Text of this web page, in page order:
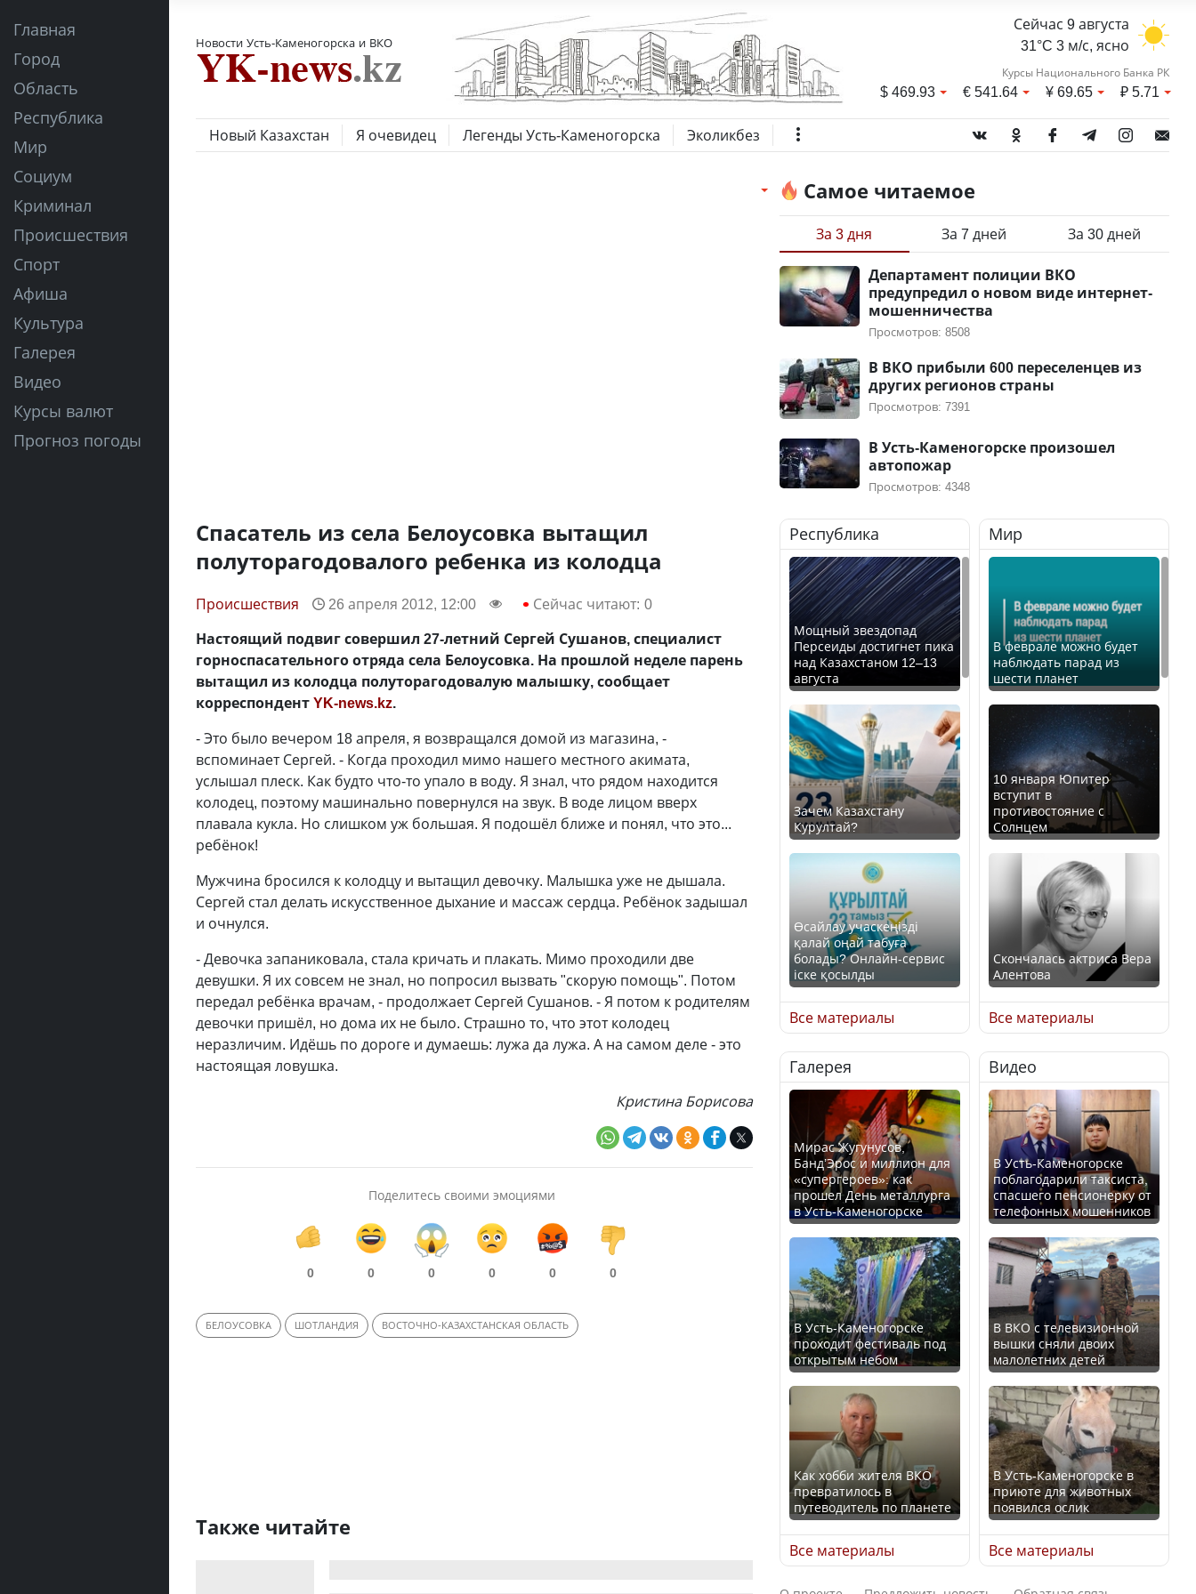
Главная
Город
Область
Республика
Мир
Социум
Криминал
Происшествия
Спорт
Афиша
Культура
Галерея
Видео
Курсы валют
Прогноз погоды
Новости Усть-Каменогорска и ВКО
Сейчас 9 августа
31°C 3 м/с, ясно
Курсы Национального Банка РК
$469.93 €541.64 ¥69.65 ₽5.71
Новый Казахстан Я очевидец Легенды Усть-Каменогорска Эколикбез
Спасатель из села Белоусовка вытащил
полуторагодовалого ребенка из колодца
Происшествия 26 апреля 2012, 12:00 Сейчас читают: 0
Настоящий подвиг совершил 27-летний Сергей Сушанов, специалист
горноспасательного отряда села Белоусовка. На прошлой неделе парень
вытащил из колодца полуторагодовалую малышку, сообщает
корреспондентYK-news.kz.
- Это было вечером 18 апреля, я возвращался домой из магазина, -
вспоминает Сергей. - Когда проходил мимо нашего местного акимата,
услышал плеск. Как будто что-то упало в воду. Я знал, что рядом находится
колодец, поэтому машинально повернулся на звук. В воде лицом вверх
плавала кукла. Но слишком уж большая. Я подошёл ближе и понял, что это...
ребёнок!
Мужчина бросился к колодцу и вытащил девочку. Малышка уже не дышала.
Сергей стал делать искусственное дыхание и массаж сердца. Ребёнок задышал
и очнулся.
- Девочка запаниковала, стала кричать и плакать. Мимо проходили две
девушки. Я их совсем не знал, но попросил вызвать "скорую помощь". Потом
передал ребёнка врачам, - продолжает Сергей Сушанов. - Я потом к родителям
девочки пришёл, но дома их не было. Страшно то, что этот колодец
неразличим. Идёшь по дороге и думаешь: лужа да лужа. А на самом деле - это
настоящая ловушка.
Кристина Борисова
Поделитесь своими эмоциями
0 0 0 0 0 0
БЕЛОУСОВКА ШОТЛАНДИЯ ВОСТОЧНО-КАЗАХСТАНСКАЯ ОБЛАСТЬ
Также читайте
Самое читаемое
За 3 дня За 7 дней За 30 дней
Департамент полиции ВКО
предупредил о новом виде интернет-
мошенничества
Просмотров: 8508
В ВКО прибыли 600 переселенцев из
других регионов страны
Просмотров: 7391
В Усть-Каменогорске произошел
автопожар
Просмотров: 4348
Республика
Мощный звездопад
Персеиды достигнет пика
над Казахстаном 12–13
августа
Зачем Казахстану
Курултай?
Өсайлау учаскеңізді
қалай оңай табуға
болады? Онлайн-сервис
іске қосылды
Как легко найти свой
участок для голосования?
Минтруда назвало
отрасли с самыми
высокими зарплатными
предложениями
Искусственный интеллект
официально включили в
школьную программу
Казахстана
В Казахстане стало
проще получить
направления на
медицинские
обследования
Все материалы
Мир
В феврале можно будет
наблюдать парад из
шести планет
10 января Юпитер
вступит в
противостояние с
Солнцем
Скончалась актриса Вера
Алентова
В РФ вынесен заочный
приговор по уголовному
делу об убийстве Игоря
Талькова
В России введены
дополнительные
ограничения для
казахстанских прав
Трамп официально
вступил в должность
президента США
Луну признали объектом
культурного наследия,
находящегося под
угрозой исчезновения
Все материалы
Галерея
Мирас Жугунусов,
Банд’Эрос и миллион для
«супергероев»: как
прошел День металлурга
в Усть-Каменогорске
В Усть-Каменогорске
проходит фестиваль под
открытым небом
Как хобби жителя ВКО
превратилось в
путеводитель по планете
Все материалы
Видео
В Усть-Каменогорске
поблагодарили таксиста,
спасшего пенсионерку от
телефонных мошенников
В ВКО с телевизионной
вышки сняли двоих
малолетних детей
В Усть-Каменогорске в
приюте для животных
появился ослик
Все материалы